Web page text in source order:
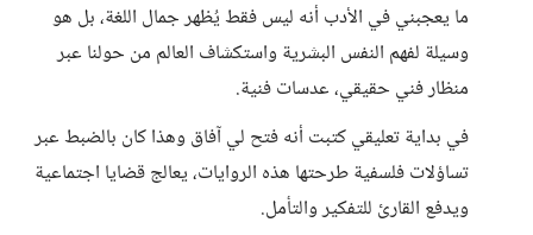
ما يعجبني في الأدب أنه ليس فقط يُظهر جمال اللغة، بل هو
وسيلة لفهم النفس البشرية واستكشاف العالم من حولنا عبر
منظار فني حقيقي، عدسات فنية.
في بداية تعليقي كتبت أنه فتح لي آفاق وهذا كان بالضبط عبر
تساؤلات فلسفية طرحتها هذه الروايات، يعالج قضايا اجتماعية
ويدفع القارئ للتفكير والتأمل.